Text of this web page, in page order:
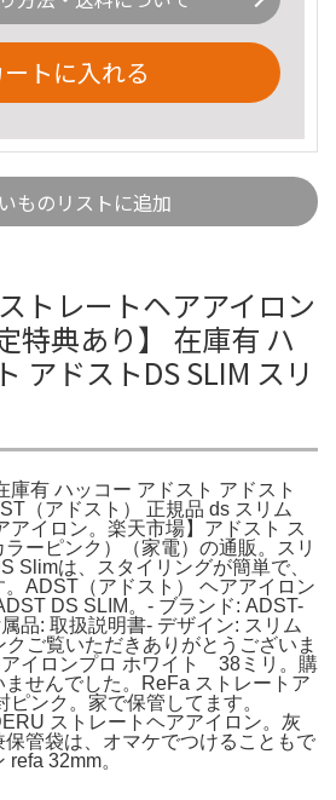
ートに入れる
ものリストに追加
トレートヘアアイロン
特典あり】 在庫有 ハ
アドストDS SLIM スリ
庫有 ハッコー アドスト アドスト
（アドスト） 正規品 ds スリム
アイロン。楽天市場】アドスト ス
ラーピンク）（家電）の通販。スリ
Slimは、スタイリングが簡単で、
ADST（アドスト） ヘアアイロン
DS SLIM。- ブランド: ADST-
品: 取扱説明書- デザイン: スリム
ご覧いただきありがとうございま
イロンプロ ホワイト 38ミリ。購
ませんでした。ReFa ストレートア
ンク。家で保管してます。
ストレートヘアアイロン。灰
管袋は、オマケでつけることもで
32mm。